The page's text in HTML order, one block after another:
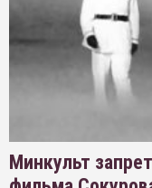
Минкульт